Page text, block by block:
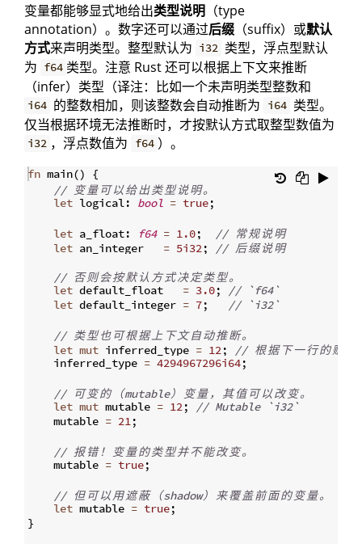
变量都能够显式地给出类型说明 （type
annotation）。数字还可以通过后缀 （suffix）或默认
方式来声明类型。整型默认为 i32 类型，浮点型默认
为 f64 类型。注意 Rust 还可以根据上下文来推断
（infer）类型（译注：比如一个未声明类型整数和
i64 的整数相加，则该整数会自动推断为 i64 类型。
仅当根据环境无法推断时，才按默认方式取整型数值为
i32 ，浮点数值为 f64 ）。
fn main()
{
// 变 量 可 以给出类 型 说明。
let logical : bool = true;
let a_float: f64 = 1.0; // 常 规 说明
let an_integer = 5i32 ; // 后缀 说明
// 否 则 会按默 认 方 式决 定类 型。
let default_float = 3.0;
// `f64`
let default_integer = 7; // `i32`
// 类 型 也 可根据 上 下 文 自动推断。
let mut inferred_type = 12 ; // 根据 下 一行的 赋
    inferred_type
= 4294967296i64;
// 可 变的 （mutable） 变 量 ， 其 值 可 以改 变。
let mut mutable = 12 ;
// Mutable `i32`
    mutable
= 21 ;
// 报 错 ！ 变 量的类 型 并不能改 变。
    mutable
= true;
// 但 可 以 用 遮蔽 （shadow） 来覆 盖 前面的 变 量。
let mutable = true;
}